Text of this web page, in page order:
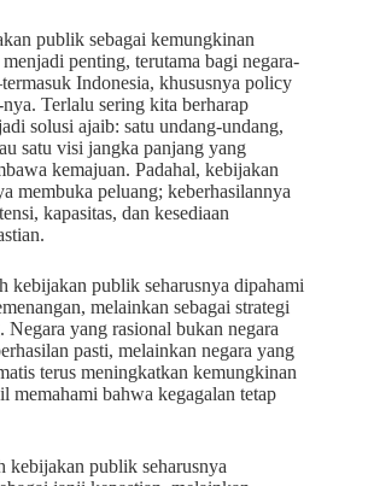
publik sebagai kemungkinan
penting, terutama bagi negara-
Indonesia, khususnya policy
Terlalu sering kita berharap
solusi ajaib: satu undang-undang,
satu visi jangka panjang yang
kemajuan. Padahal, kebijakan
membuka peluang; keberhasilannya
kapasitas, dan kesediaan
publik seharusnya dipahami
melainkan sebagai strategi
Negara yang rasional bukan negara
pasti, melainkan negara yang
terus meningkatkan kemungkinan
bahwa kegagalan tetap
kebijakan publik seharusnya